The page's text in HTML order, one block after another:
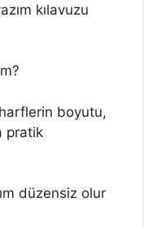
kılavuzu
boyutu,
pratik
düzensiz olur